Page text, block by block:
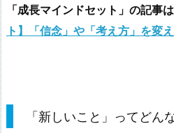
「成長マインドセット」の記事
ト】「信念」や「考え方」を変
「新しいこと」ってどん